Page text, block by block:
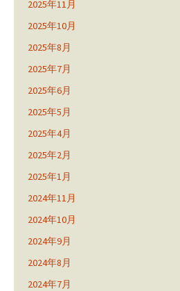
2025年11月
2025年10月
2025年8月
2025年7月
2025年6月
2025年5月
2025年4月
2025年2月
2025年1月
2024年11月
2024年10月
2024年9月
2024年8月
2024年7月